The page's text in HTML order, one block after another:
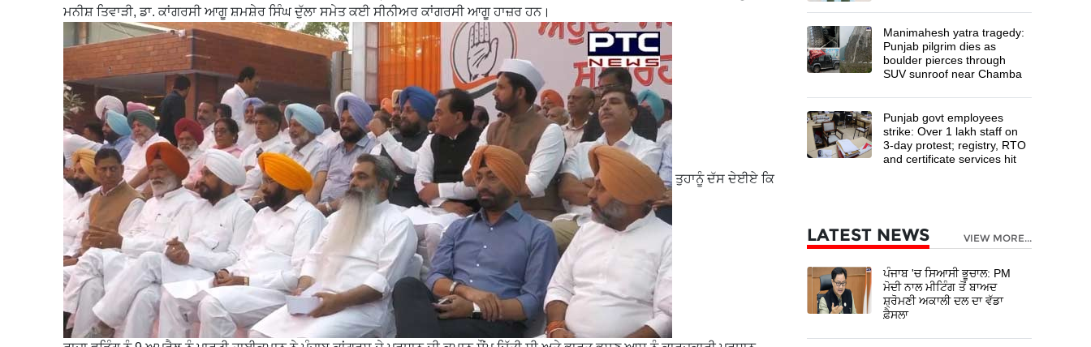
ਮਨੀਸ਼ ਤਿਵਾੜੀ, ਡਾ. ਕਾਂਗਰਸੀ ਆਗੂ ਸ਼ਮਸ਼ੇਰ ਸਿੰਘ ਦੁੱਲਾ ਸਮੇਤ ਕਈ ਸੀਨੀਅਰ ਕਾਂਗਰਸੀ ਆਗੂ ਹਾਜ਼ਰ ਹਨ।
ਤੁਹਾਨੂੰ ਦੱਸ ਦੇਈਏ ਕਿ
Manimahesh yatra tragedy:
Punjab pilgrim dies as
boulder pierces through
SUV sunroof near Chamba
Punjab govt employees
strike: Over 1 lakh staff on
3-day protest; registry, RTO
and certificate services hit
LATEST NEWS VIEW MORE...
ਪੰਜਾਬ 'ਚ ਸਿਆਸੀ ਭੂਚਾਲ: PM
ਮੋਦੀ ਨਾਲ ਮੀਟਿੰਗ ਤੋਂ ਬਾਅਦ
ਸ਼੍ਰੋਮਣੀ ਅਕਾਲੀ ਦਲ ਦਾ ਵੱਡਾ
ਫ਼ੈਸਲਾ